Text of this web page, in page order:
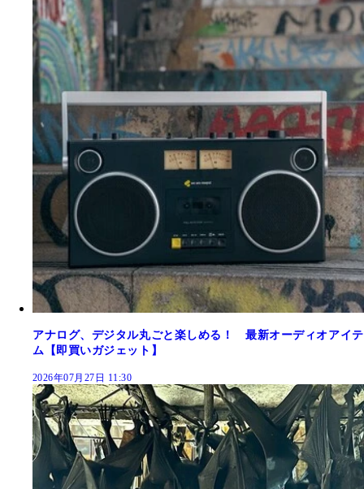
アナログ、デジタル丸ごと楽しめる！ 最新オーディオアイテ
ム【即買いガジェット】
2026年07月27日 11:30